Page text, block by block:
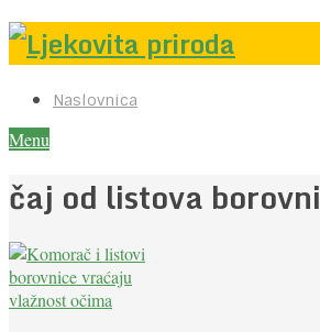
Naslovnica
Menu
čaj od listova